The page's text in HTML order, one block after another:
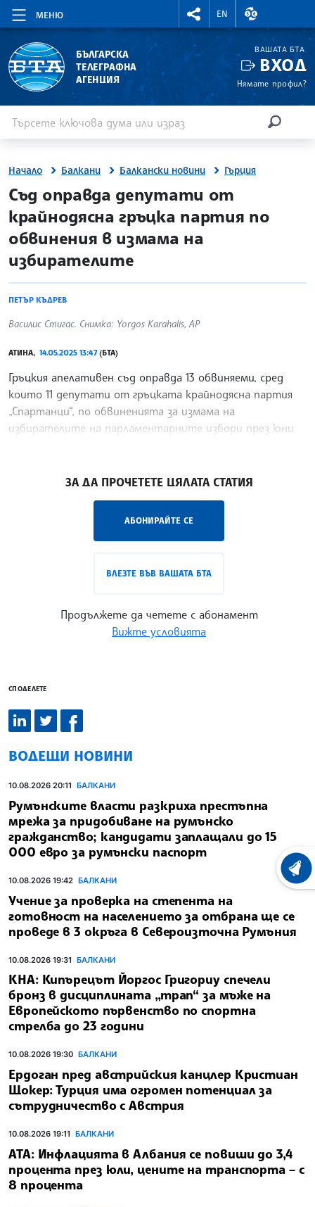
МЕНЮ
RIGHTMENU.SOCIAL
EN
ВАЛУТНИ
БЪЛГАРСКА
ТЕЛЕГРАФНА
АГЕНЦИЯ
ВАШАТА БТА
ВХОД
Нямате профил?
Начало Балкани Балкански новини Гърция
site.bta
Съд оправда депутати от
крайнодясна гръцка партия по
обвинения в измама на
избирателите
ПЕТЪР КЪДРЕВ
Василис Стигас. Снимка: Yorgos Karahalis, AP
АТИНА, 14.05.2025 13:47(БТА)
Гръцкия апелативен съд оправда 13 обвиняеми, сред
които 11 депутати от гръцката крайнодясна партия
„Спартанци“, по обвиненията за измама на
избирателите на парламентарните избори през юни
ЗА ДА ПРОЧЕТЕТЕ ЦЯЛАТА СТАТИЯ
АБОНИРАЙТЕ СЕ
ВЛЕЗТЕ ВЪВ ВАШАТА БТА
Продължете да четете с абонамент
Вижте условията
СПОДЕЛЕТЕ
ВОДЕЩИ НОВИНИ
10.08.2026 20:11 БАЛКАНИ
Румънските власти разкриха престъпна
мрежа за придобиване на румънско
гражданство; кандидати заплащали до 15
000 евро за румънски паспорт
10.08.2026 19:42 БАЛКАНИ
Учение за проверка на степента на
готовност на населението за отбрана ще се
проведе в 3 окръга в Североизточна Румъния
10.08.2026 19:31 БАЛКАНИ
КНА: Кипърецът Йоргос Григориу спечели
бронз в дисциплината „трап“ за мъже на
Европейското първенство по спортна
стрелба до 23 години
10.08.2026 19:30 БАЛКАНИ
Ердоган пред австрийския канцлер Кристиан
Щокер: Турция има огромен потенциал за
сътрудничество с Австрия
10.08.2026 19:11 БАЛКАНИ
АТА: Инфлацията в Албания се повиши до 3,4
процента през юли, цените на транспорта – с
8 процента